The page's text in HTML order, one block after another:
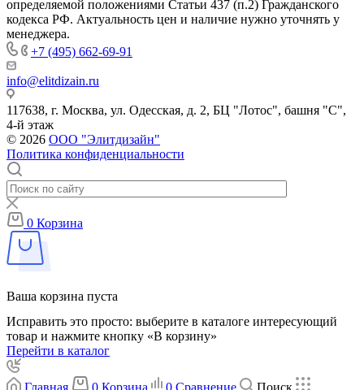
определяемой положениями Статьи 437 (п.2) Гражданского
кодекса РФ. Актуальность цен и наличие нужно уточнять у
менеджера.
+7 (495) 662-69-91
info@elitdizain.ru
117638, г. Москва, ул. Одесская, д. 2, БЦ "Лотос", башня "С",
4-й этаж
© 2026 ООО "Элитдизайн"
Политика конфиденциальности
0 Корзина
Ваша корзина пуста
Исправить это просто: выберите в каталоге интересующий
товар и нажмите кнопку «В корзину»
Перейти в каталог
Главная 0 Корзина 0 Сравнение Поиск